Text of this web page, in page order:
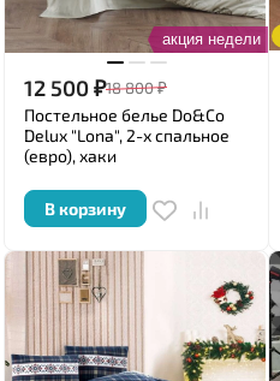
акция недели
12 500₽18 800₽
Постельное белье Do&Co
Delux "Lona", 2-х спальное
(евро), хаки
В корзину